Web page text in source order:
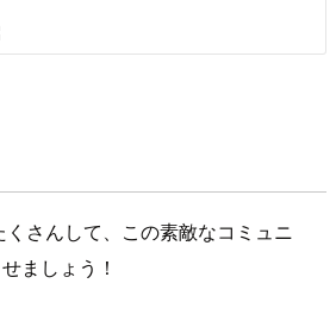
さんして、この素敵なコミュニ
ましょう！